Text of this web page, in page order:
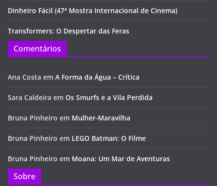
Dinheiro Fácil (47ª Mostra Internacional de Cinema)
Transformers: O Despertar das Feras
Comentários
Ana Costa em A Forma da Água – Crítica
Sara Caldeira em Os Smurfs e a Vila Perdida
Bruna Pinheiro em Mulher-Maravilha
Bruna Pinheiro em LEGO Batman: O Filme
Bruna Pinheiro em Moana: Um Mar de Aventuras
Sobre